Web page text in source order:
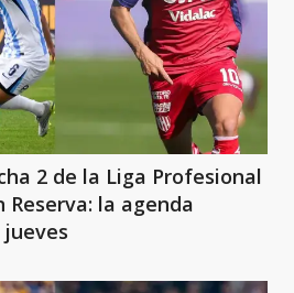
2 de la Liga Profesional
la agenda